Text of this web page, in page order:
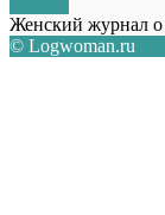
Женский журнал о
© Logwoman.ru